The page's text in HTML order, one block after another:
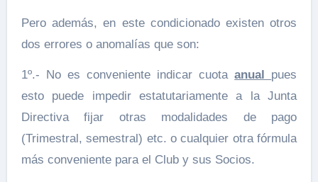
Pero además, en este condicionado existen otros
dos errores o anomalías que son:
1º.- No es conveniente indicar cuotaanual pues
esto puede impedir estatutariamente a la Junta
Directiva fijar otras modalidades de pago
(Trimestral, semestral) etc. o cualquier otra fórmula
más conveniente para el Club y sus Socios.